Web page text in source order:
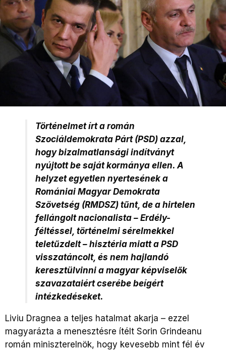
Történelmet írt a román
Szociáldemokrata Párt (PSD) azzal,
hogy bizalmatlansági indítványt
nyújtott be saját kormánya ellen. A
helyzet egyetlen nyertesének a
Romániai Magyar Demokrata
Szövetség (RMDSZ) tűnt, de a hirtelen
fellángolt nacionalista – Erdély-
féltéssel, történelmi sérelmekkel
teletűzdelt – hisztéria miatt a PSD
visszatáncolt, és nem hajlandó
keresztülvinni a magyar képviselők
szavazataiért cserébe beígért
intézkedéseket.
Liviu Dragnea a teljes hatalmat akarja – ezzel
magyarázta a menesztésre ítélt Sorin Grindeanu
román miniszterelnök, hogy kevesebb mint fél év